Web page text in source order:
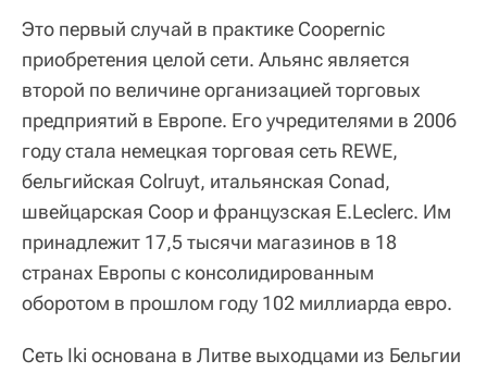
Это первый случай в практике Coopernic
приобретения целой сети. Альянс является
второй по величине организацией торговых
предприятий в Европе. Его учредителями в 2006
году стала немецкая торговая сеть REWE,
бельгийская Colruyt, итальянская Conad,
швейцарская Coop и французская E.Leclerc. Им
принадлежит 17,5 тысячи магазинов в 18
странах Европы с консолидированным
оборотом в прошлом году 102 миллиарда евро.
Сеть Iki основана в Литве выходцами из Бельгии